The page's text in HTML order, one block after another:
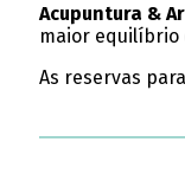
Acupuntura &
maior equilíbrio
As reservas